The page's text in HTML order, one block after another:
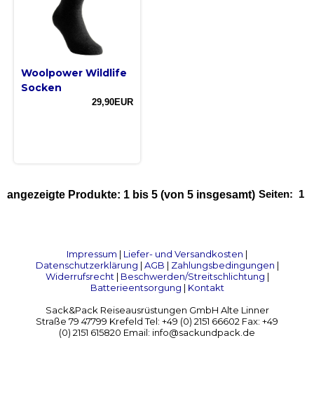
Woolpower Wildlife
Socken
29,90EUR
Seiten: 1
angezeigte Produkte: 1 bis 5 (von 5 insgesamt)
Impressum | Liefer- und Versandkosten |
Datenschutzerklärung | AGB | Zahlungsbedingungen |
Widerrufsrecht| Beschwerden/Streitschlichtung |
Batterieentsorgung | Kontakt
Sack&Pack Reiseausrüstungen GmbH Alte Linner
Straße 79 47799 Krefeld Tel: +49 (0) 2151 66602 Fax: +49
(0) 2151 615820 Email: info@sackundpack.de